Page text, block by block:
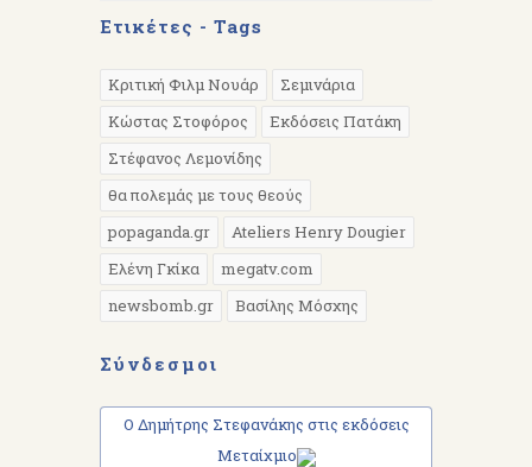
Ετικέτες - Tags
Κριτική Φιλμ Νουάρ
Σεμινάρια
Κώστας Στοφόρος
Εκδόσεις Πατάκη
Στέφανος Λεμονίδης
θα πολεμάς με τους θεούς
popaganda.gr
Ateliers Henry Dougier
Ελένη Γκίκα
megatv.com
newsbomb.gr
Βασίλης Μόσχης
Σύνδεσμοι
Ο Δημήτρης Στεφανάκης στις εκδόσεις
Μεταίχμιο